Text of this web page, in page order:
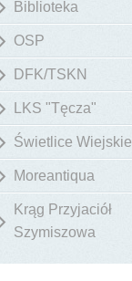
Biblioteka
OSP
DFK/TSKN
LKS "Tęcza"
Świetlice Wiejskie
Moreantiqua
Krąg Przyjaciół
Szymiszowa